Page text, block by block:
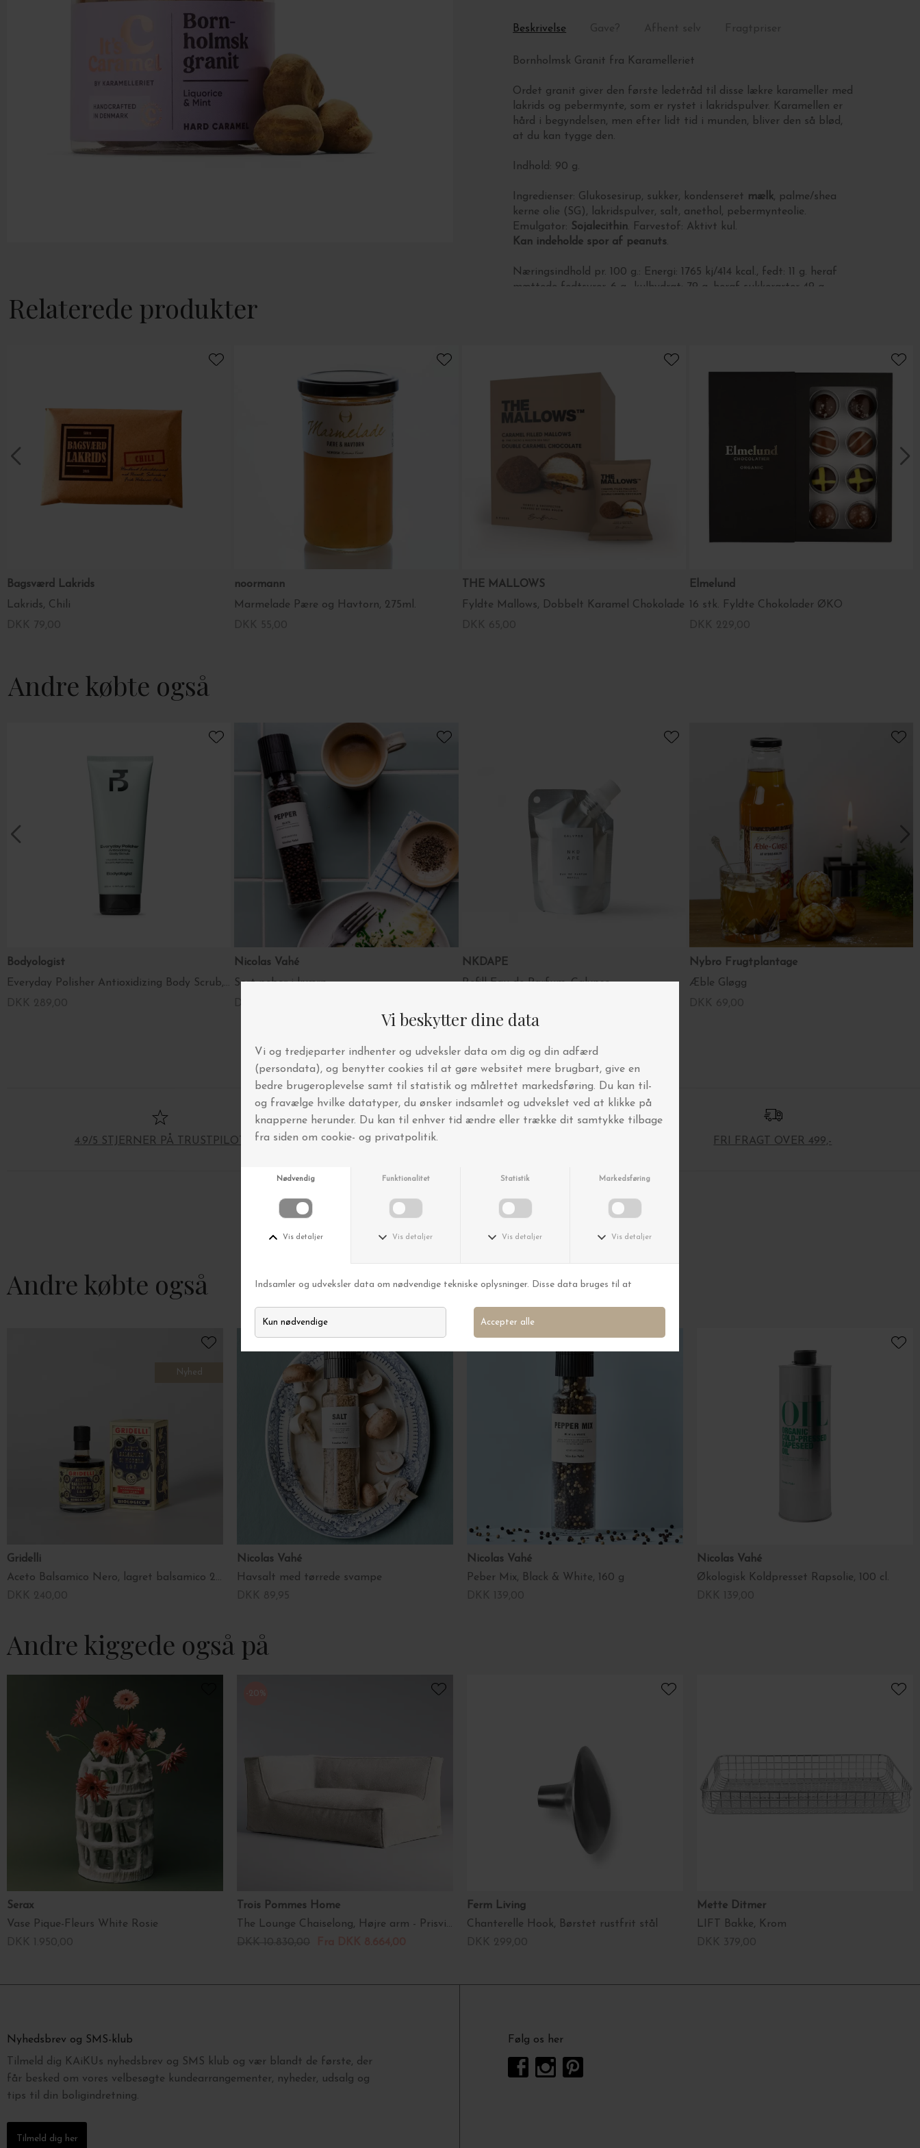
Beskrivelse
Bornholmsk Granit fra Karamelleriet
Ordet granit giver den første ledetråd til disse lækre karameller med
lakrids og pebermynte, som er rystet i lakridspulver. Karamellen er
hård i begyndelsen, men efter lidt tid i munden, bliver den så blød,
at du kan tygge den.
Indhold: 90 g.
Ingredienser: Glukosesirup, sukker, kondenseret mælk, palme/shea
kerne olie (SG), lakridspulver, salt, anethol, pebermynteolie.
Emulgator: Sojalecithin. Farvestof: Aktivt kul.
Kan indeholde spor af peanuts.
Næringsindhold pr. 100 g.: Energi:
1765 kj/414 kcal., fedt: 11 g. heraf
mættede fedtsyrer. 6 g., kulhydrat: 79 g. heraf sukkerarter 49 g.,
Relaterede produkter
Bagsværd Lakrids
Lakrids, Chili
noormann
Marmelade Pære og Havtorn, 275ml.
THE MALLOWS
Fyldte Mallows, Dobbelt Karamel Chokolade
Elmelund
16 stk. Fyldte Chokolader ØKO
Andre købte også
Bodyologist
Everyday Polisher Antioxidizing Body Scrub, 200ml.
Nicolas Vahé
Sort peber i kværn
NKDAPE
Refill Eau de Parfum, Calypso
Nybro Frugtplantage
Æble Gløgg
4.9/5 STJERNER PÅ TRUSTPILOT BYT OG AFHENT I BUTIKKEN FRI FRAGT OVER 499,-
Andre købte også
Nyhed
Gridelli
Aceto Balsamico Nero, lagret balsamico 250 ml. ECO
Nicolas Vahé
Havsalt med tørrede svampe
Nicolas Vahé
Peber Mix, Black & White, 160 g
Nicolas Vahé
Økologisk Koldpresset Rapsolie, 100 cl.
Andre kiggede også på
Serax
Vase Pique-Fleurs White Rosie
-20%
Trois Pommes Home
The Lounge Chaiselong, Højre arm - Prisvinder!
Ferm Living
Chanterelle Hook, Børstet rustfrit stål
Mette Ditmer
LIFT Bakke, Krom
Nyhedsbrev og SMS-klub
Tilmeld dig KAiKUs nyhedsbrev og SMS klub og vær blandt de første, der
får besked om vores velbesøgte kundearrangementer, nyheder, udsalg og
tips til din boligindretning.
Tilmeld dig her
Følg os her